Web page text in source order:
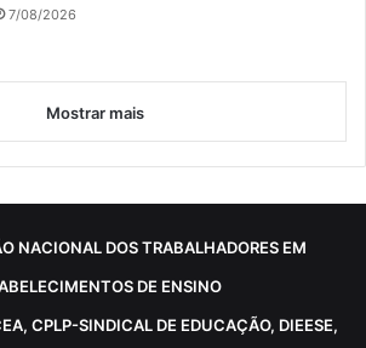
7/08/2026
Mostrar mais
NACIONAL DOS TRABALHADORES EM
DE ENSINO
CPLP-SINDICAL DE EDUCAÇÃO, DIEESE,